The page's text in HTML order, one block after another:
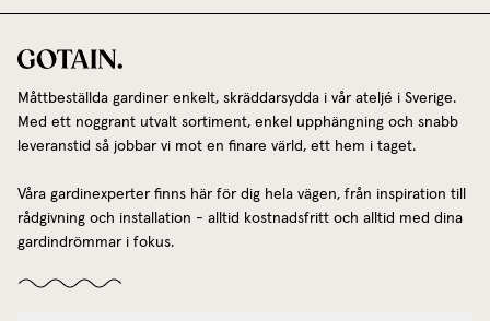
Måttbeställda gardiner enkelt, skräddarsydda i vår ateljé i Sverige.
Med ett noggrant utvalt sortiment, enkel upphängning och snabb
leveranstid så jobbar vi mot en finare värld, ett hem i taget.
Våra gardinexperter finns här för dig hela vägen, från inspiration till
rådgivning och installation - alltid kostnadsfritt och alltid med dina
gardindrömmar i fokus.